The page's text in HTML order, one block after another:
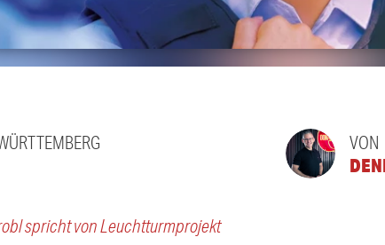
VON
spricht von Leuchtturmprojekt